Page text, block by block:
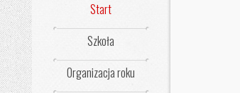
Start
Szkoła
Organizacja roku